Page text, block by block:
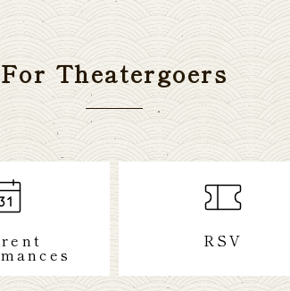
For Theatergoers
RSV